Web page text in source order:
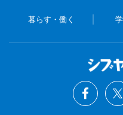
暮らす・働く